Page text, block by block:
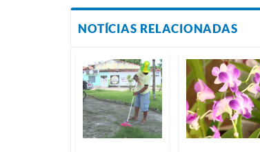
NOTÍCIAS RELACIONADAS